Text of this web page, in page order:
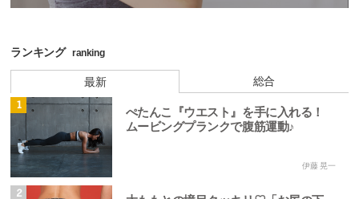
ランキング ranking
最新 総合
1
ぺたんこ『ウエスト』を手に入れる！
ムービングプランクで腹筋運動♪
伊藤 晃一
2